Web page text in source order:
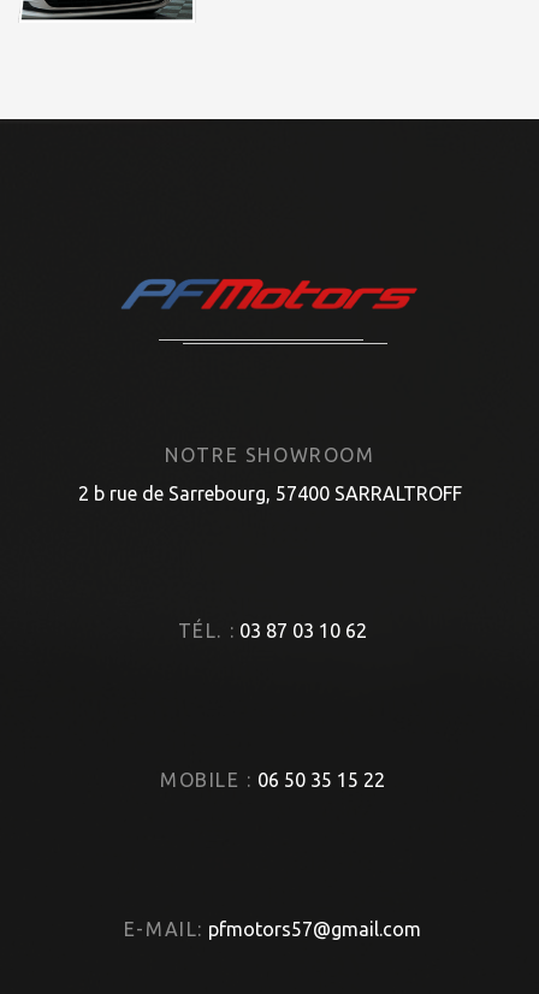
NOTRE SHOWROOM
2 b rue de Sarrebourg, 57400 SARRALTROFF
TÉL. : 03 87 03 10 62
MOBILE : 06 50 35 15 22
E-MAIL: pfmotors57@gmail.com